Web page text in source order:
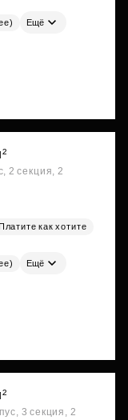
Ещё
2 секция, 2
как хотите
Ещё
3 секция, 2